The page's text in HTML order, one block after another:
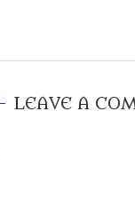
LEAVE A